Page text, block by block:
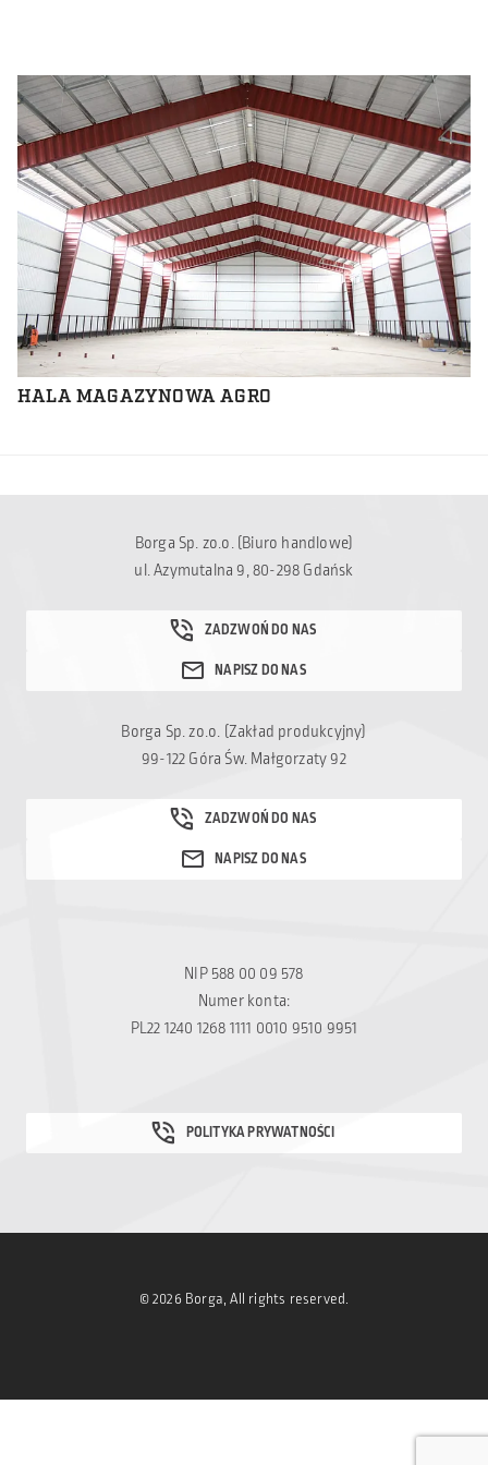
HALA MAGAZYNOWA AGRO
Borga Sp. zo.o. (Biuro handlowe)
ul. Azymutalna 9, 80-298 Gdańsk
Borga Sp. zo.o. (Zakład produkcyjny)
99-122 Góra Św. Małgorzaty 92
NIP 588 00 09 578
Numer konta:
PL22 1240 1268 1111 0010 9510 9951
© 2026 Borga, All rights reserved.